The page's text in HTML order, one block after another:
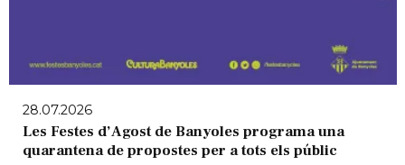
28.07.2026
Les Festes d’Agost de Banyoles programa una
quarantena de propostes per a tots els públic